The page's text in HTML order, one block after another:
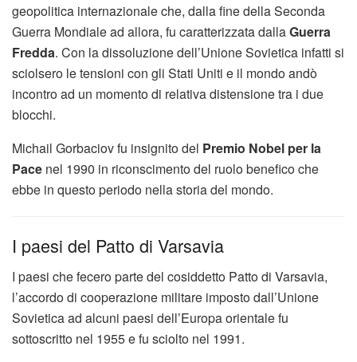
geopolitica internazionale che, dalla fine della Seconda
Guerra Mondiale ad allora, fu caratterizzata dallaGuerra
Fredda. Con la dissoluzione dell’Unione Sovietica infatti si
sciolsero le tensioni con gli Stati Uniti e il mondo andò
incontro ad un momento di relativa distensione tra i due
blocchi.
Michail Gorbaciov fu insignito del Premio Nobel per la
Pace nel 1990 in riconscimento del ruolo benefico che
ebbe in questo periodo nella storia del mondo.
I paesi del Patto di Varsavia
I paesi che fecero parte del cosiddetto Patto di Varsavia,
l’accordo di cooperazione militare imposto dall’Unione
Sovietica ad alcuni paesi dell’Europa orientale fu
sottoscritto nel 1955 e fu sciolto nel 1991.